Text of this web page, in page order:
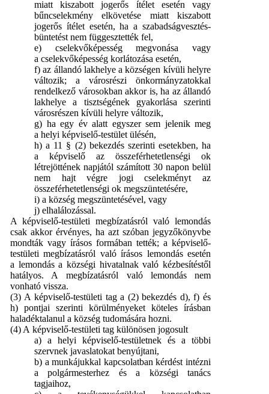
miatt kiszabott jogerős ítélet esetén vagy
bűncselekmény elkövetése miatt kiszabott
jogerős ítélet esetén, ha a szabadságvesztés-
büntetést nem függesztették fel,
e) cselekvőképesség megvonása vagy
a cselekvőképesség korlátozása esetén,
f) az állandó lakhelye a községen kívüli helyre
változik; a városrészi önkormányzatokkal
rendelkező városokban akkor is, ha az állandó
lakhelye a tisztségének gyakorlása szerinti
városrészen kívüli helyre változik,
g) ha egy év alatt egyszer sem jelenik meg
a helyi képviselő-testület ülésén,
h) a 11 § (2) bekezdés szerinti esetekben, ha
a képviselő az összeférhetetlenségi ok
létrejöttének napjától számított 30 napon belül
nem hajt végre jogi cselekményt az
összeférhetetlenségi ok megszüntetésére,
i) a község megszüntetésével, vagy
j) elhalálozással.
A képviselő-testületi megbízatásról való lemondás
csak akkor érvényes, ha azt szóban jegyzőkönyvbe
mondták vagy írásos formában tették; a képviselő-
testületi megbízatásról való írásos lemondás esetén
a lemondás a községi hivatalnak való kézbesítéstől
hatályos. A megbízatásról való lemondás nem
vonható vissza.
(3) A képviselő-testületi tag a (2) bekezdés d), f) és
h) pontjai szerinti körülményeket köteles írásban
haladéktalanul a község tudomására hozni.
(4) A képviselő-testületi tag különösen jogosult
a) a helyi képviselő-testületnek és a többi
szervnek javaslatokat benyújtani,
b) a munkájukkal kapcsolatban kérdést intézni
a polgármesterhez és a községi tanács
tagjaihoz,